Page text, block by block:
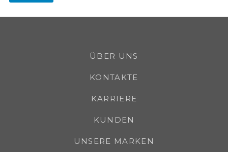
ÜBER UNS
KONTAKTE
KARRIERE
KUNDEN
UNSERE MARKEN